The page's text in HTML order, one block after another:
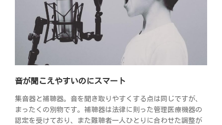
音が聞こえやすいのにスマート
集音器と補聴器。音を聞き取りやすくする点は同じですが、
まったくの別物です。補聴器は法律に則った管理医療機器の
認定を受けており、また難聴者一人ひとりに合わせた調整が